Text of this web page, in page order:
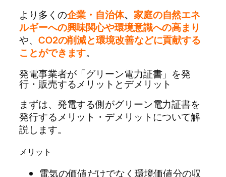
より多くの企業・自治体、 家庭の自然エネ
ルギーへの興味関心や環境意識への高まり
や、 CO2の削減と環境改善などに貢献する
ことができます。
発電事業者が「グリーン電力証書」を発
行・販売するメリットとデメリット
まずは、発電する側がグリーン電力証書を
発行するメリット・デメリットについて解
説します。
メリット
電気の価値だけでなく環境価値分の収